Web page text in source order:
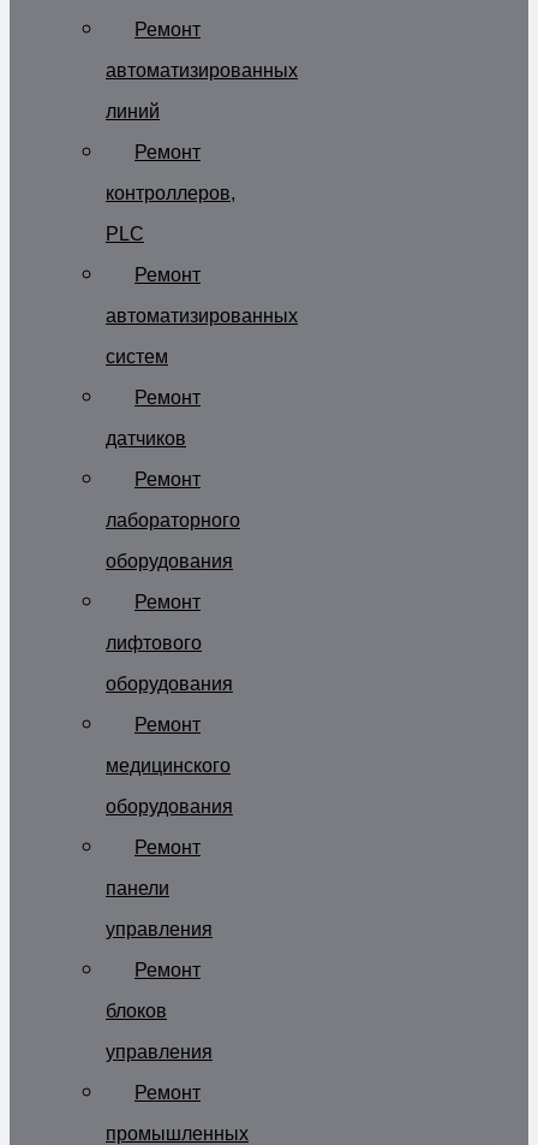
Ремонт
автоматизированных
линий
Ремонт
контроллеров,
PLC
Ремонт
автоматизированных
систем
Ремонт
датчиков
Ремонт
лабораторного
оборудования
Ремонт
лифтового
оборудования
Ремонт
медицинского
оборудования
Ремонт
панели
управления
Ремонт
блоков
управления
Ремонт
промышленных